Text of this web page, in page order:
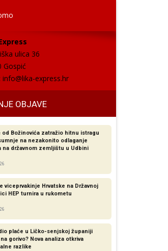
ulica 36
Gospić
info@lika-express.hr
OBJAVE
od Božinovića zatražio hitnu istragu
na nezakonito odlaganje
na državnom zemljištu u Udbini
viceprvakinje Hrvatske na Državnoj
HEP turnira u rukometu
plaće u Ličko-senjskoj županiji
gorivo? Nova analiza otkriva
razlike​